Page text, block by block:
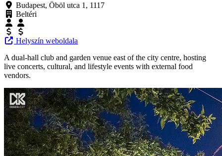
Budapest, Öböl utca 1, 1117
Beltéri
Helyszín weboldala
A dual-hall club and garden venue east of the city centre, hosting
live concerts, cultural, and lifestyle events with external food
vendors.